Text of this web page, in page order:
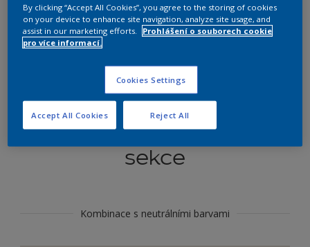
Najít výrobek v tomto odstínu
Koordinovat barevné
sekce
Kombinace s neutrálními barvami
By clicking “Accept All Cookies”, you agree to the storing of cookies
on your device to enhance site navigation, analyze site usage, and
assist in our marketing efforts.
Prohlášení o souborech cookie
pro více informací.
Cookies Settings
Reject All
Accept All Cookies